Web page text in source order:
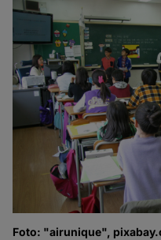
Foto: "airunique",